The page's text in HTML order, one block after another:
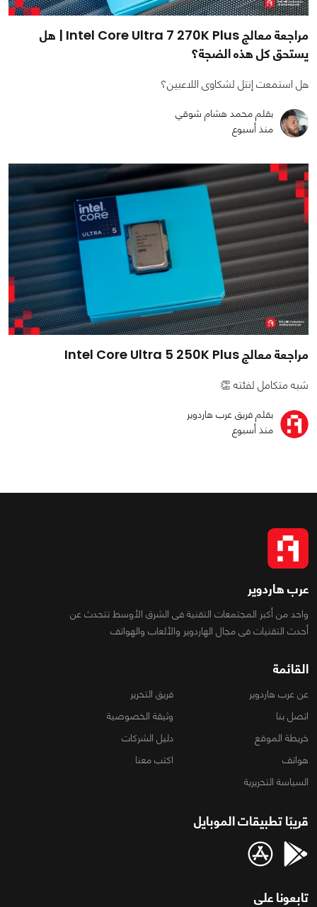
مراجعة معالج Intel Core Ultra 7 270K Plus | هل
يستحق كل هذه الضجة؟
هل استمعت إنتل لشكاوى اللاعبين؟
بقلم محمد هشام شوقي
منذ أسبوع
مراجعة معالج Intel Core Ultra 5 250K Plus
شبه متكامل لفئته 👏
بقلم فريق عرب هاردوير
منذ أسبوع
عرب هاردوير
واحد من أكبر المجتمعات التقنية فى الشرق الأوسط تتحدث عن
أحدث التقنيات فى مجال الهاردوير والألعاب والهواتف
القائمة
عن عرب هاردوير
فريق التحرير
اتصل بنا
وثيقة الخصوصية
خريطة الموقع
دليل الشركات
هواتف
اكتب معنا
السياسة التحريرية
قريبًا تطبيقات الموبايل
تابعونا على